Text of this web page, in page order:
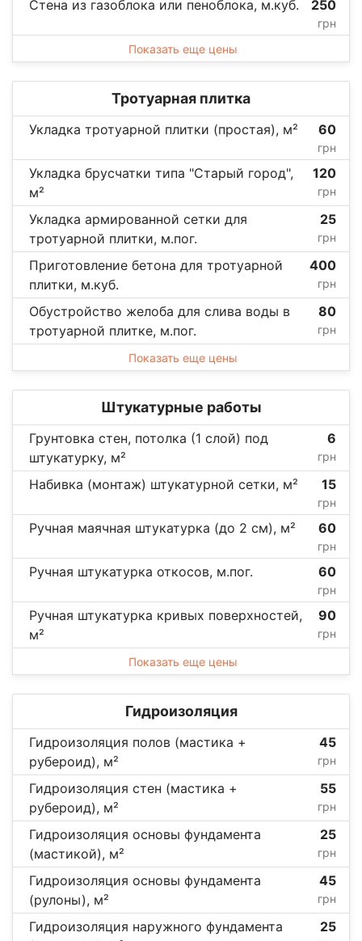
Стена из газоблока или пеноблока, м.куб. 250
грн
Показать еще цены
Тротуарная плитка
Укладка тротуарной плитки (простая), м² 60
грн
Укладка брусчатки типа "Старый город",
м²
120
грн
Укладка армированной сетки для
тротуарной плитки, м.пог.
25
грн
Приготовление бетона для тротуарной
плитки, м.куб.
400
грн
Обустройство желоба для слива воды в
тротуарной плитке, м.пог.
80
грн
Показать еще цены
Штукатурные работы
Грунтовка стен, потолка (1 слой) под
штукатурку, м²
6
грн
Набивка (монтаж) штукатурной сетки, м² 15
грн
Ручная маячная штукатурка (до 2 см), м² 60
грн
Ручная штукатурка откосов, м.пог. 60
грн
Ручная штукатурка кривых поверхностей,
м²
90
грн
Показать еще цены
Гидроизоляция
Гидроизоляция полов (мастика +
рубероид), м²
45
грн
Гидроизоляция стен (мастика +
рубероид), м²
55
грн
Гидроизоляция основы фундамента
(мастикой), м²
25
грн
Гидроизоляция основы фундамента
(рулоны), м²
45
грн
Гидроизоляция наружного фундамента
25